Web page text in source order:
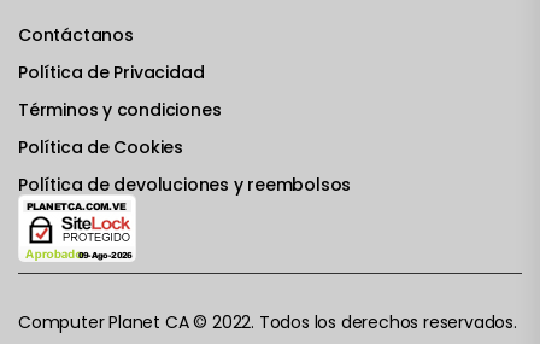
Contáctanos
Política de Privacidad
Términos y condiciones
Política de Cookies
Política de devoluciones y reembolsos
Computer Planet CA © 2022. Todos los derechos reservados.